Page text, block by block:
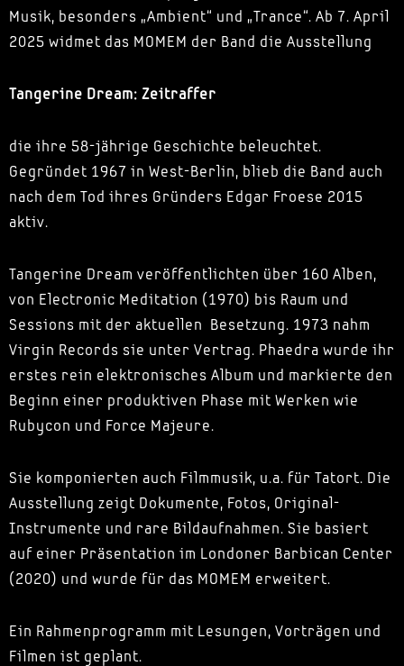
Musik, besonders „Ambient“ und „Trance“. Ab 7. April
2025 widmet das MOMEM der Band die Ausstellung
Tangerine Dream: Zeitraffer
die ihre 58-jährige Geschichte beleuchtet.
Gegründet 1967 in West-Berlin, blieb die Band auch
nach dem Tod ihres Gründers Edgar Froese 2015
aktiv.
Tangerine Dream veröffentlichten über 160 Alben,
von Electronic Meditation (1970) bis Raum und
Sessions mit der aktuellen Besetzung. 1973 nahm
Virgin Records sie unter Vertrag. Phaedra wurde ihr
erstes rein elektronisches Album und markierte den
Beginn einer produktiven Phase mit Werken wie
Rubycon und Force Majeure.
Sie komponierten auch Filmmusik, u.a. für Tatort. Die
Ausstellung zeigt Dokumente, Fotos, Original-
Instrumente und rare Bildaufnahmen. Sie basiert
auf einer Präsentation im Londoner Barbican Center
(2020) und wurde für das MOMEM erweitert.
Ein Rahmenprogramm mit Lesungen, Vorträgen und
Filmen ist geplant.